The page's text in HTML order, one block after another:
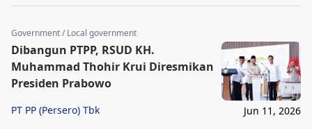
Government / Local government
Dibangun PTPP, RSUD KH.
Muhammad Thohir Krui Diresmikan
Presiden Prabowo
PT PP (Persero) Tbk Jun 11, 2026